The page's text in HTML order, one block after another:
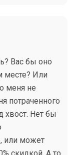
Вас бы оно
месте? Или
меня не
потраченного
хвост. Нет бы
или может